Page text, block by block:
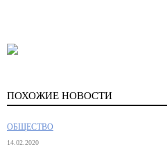
ПОХОЖИЕ НОВОСТИ
ОБЩЕСТВО
14.02.2020